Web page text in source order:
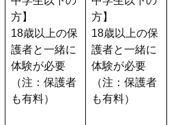
方】
18歳以上の保
護者と一緒に
体験が必要
（注：保護者
も有料）
方】
18歳以上の保
護者と一緒に
体験が必要
（注：保護者
も有料）